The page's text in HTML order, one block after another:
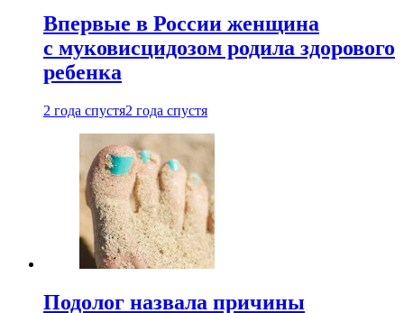
Впервые в России женщина
с муковисцидозом родила здорового
ребенка
2 года спустя2 года спустя
Подолог назвала причины